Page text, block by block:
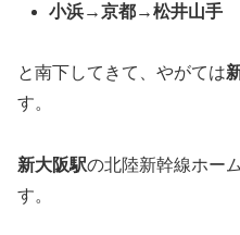
小浜→京都→松井山手
と南下してきて、やがては
す。
新大阪駅の北陸新幹線ホー
す。